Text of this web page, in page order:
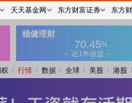
行情 数据 全球 美股 港股
天天基金网 东方财富证券 东方